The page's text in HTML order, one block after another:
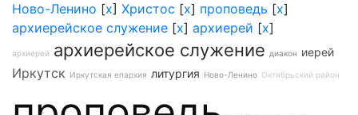
Ново-Ленино [x] Христос [x] проповедь [x]
архиерейское служение [x] архиерей [x]
архиерей архиерейское служение диакон иерей
Иркутск Иркутская епархия литургия Ново-Ленино Октябрьский район